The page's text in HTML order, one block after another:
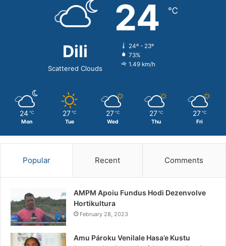
Dili
Scattered Clouds
24 ℃
24º - 23º
73%
1.49 km/h
24 ℃
Mon
27 ℃
Tue
27 ℃
Wed
27 ℃
Thu
27 ℃
Fri
Popular Recent Comments
AMPM Apoiu Fundus Hodi Dezenvolve
Hortikultura
February 28, 2023
Amu Pároku Venilale Hasa’e Kustu